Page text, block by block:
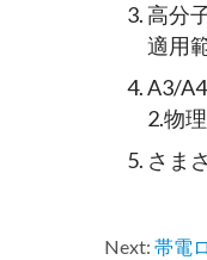
高分
適用
A3/
2.物
さま
Next: 帯電